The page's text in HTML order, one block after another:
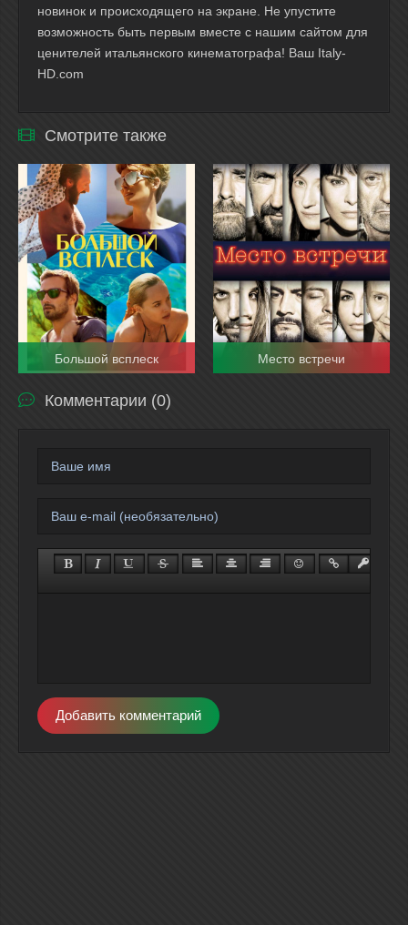
новинок и происходящего на экране. Не упустите
возможность быть первым вместе с нашим сайтом для
ценителей итальянского кинематографа! Ваш Italy-
HD.com
Смотрите также
Большой всплеск Место встречи
Комментарии (0)
Добавить комментарий